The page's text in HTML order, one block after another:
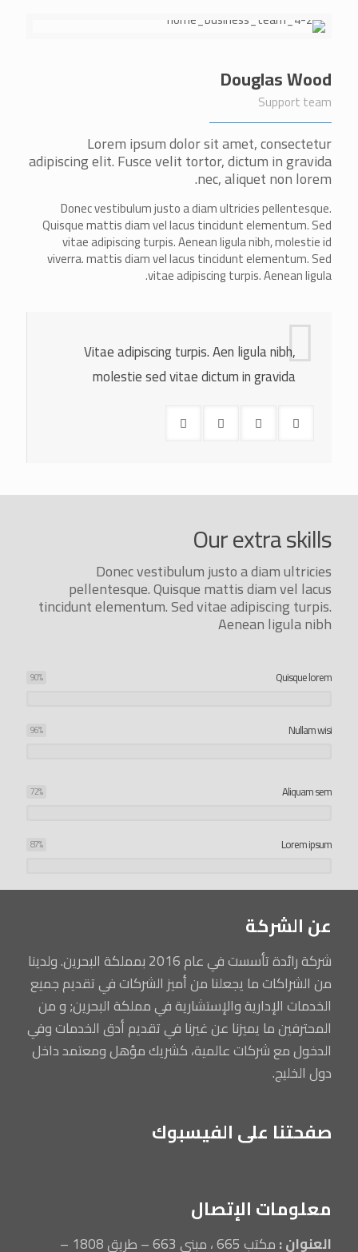
Douglas Wood
Support team
Lorem ipsum dolor sit amet, consectetur
adipiscing elit. Fusce velit tortor, dictum in gravida
nec, aliquet non lorem.
Donec vestibulum justo a diam ultricies pellentesque.
Quisque mattis diam vel lacus tincidunt elementum. Sed
vitae adipiscing turpis. Aenean ligula nibh, molestie id
viverra. mattis diam vel lacus tincidunt elementum. Sed
vitae adipiscing turpis. Aenean ligula.
Vitae adipiscing turpis. Aen ligula nibh,
molestie sed vitae dictum in gravida
Our extra skills
Donec vestibulum justo a diam ultricies
pellentesque. Quisque mattis diam vel lacus
tincidunt elementum. Sed vitae adipiscing turpis.
Aenean ligula nibh
Quisque lorem
90%
Nullam wisi
96%
Aliquam sem
72%
Lorem ipsum
87%
عن الشركة
شركة رائدة تأسست في عام 2016 بمملكة البحرين. ولدينا
من الشراكات ما يجعلنا من أميز الشركات في تقديم جميع
الخدمات الإدارية والإستشارية في مملكة البحرين; و من
المحترفين ما يميزنا عن غيرنا في تقديم أدق الخدمات وفي
الدخول مع شركات عالمية، كشريك مؤهل ومعتمد داخل
دول الخليج.
صفحتنا على الفيسبوك
معلومات الإتصال
العنوان : مكتب 665 ، مبنى 663 – طريق 1808 –